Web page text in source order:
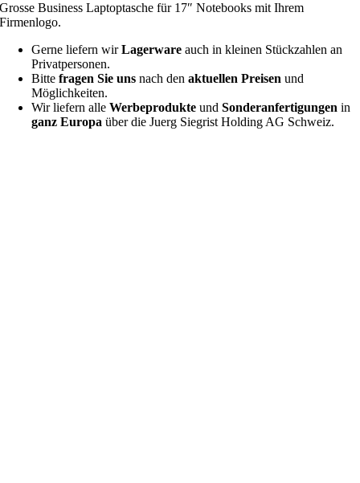
Grosse Business Laptoptasche für 17″ Notebooks mit Ihrem
Firmenlogo.
Gerne liefern wirLagerware auch in kleinen Stückzahlen an
Privatpersonen.
Bittefragen Sie uns nach den aktuellen Preisen und
Möglichkeiten.
Wir liefern alleWerbeprodukte undSonderanfertigungen in
ganz Europa über die Juerg Siegrist Holding AG Schweiz.